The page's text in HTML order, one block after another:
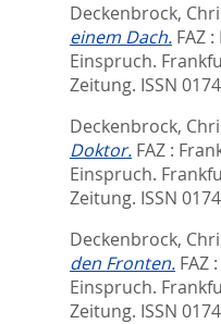
Deckenbrock,
einem Dach. FAZ
Einspruch.
Zeitung. ISSN
Deckenbrock,
Doktor. FAZ :
Einspruch.
Zeitung. ISSN
Deckenbrock,
den Fronten. FAZ
Einspruch.
Zeitung. ISSN